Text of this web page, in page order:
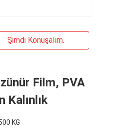
Şimdi Konuşalım.
Film, PVA
Kalınlık
KG